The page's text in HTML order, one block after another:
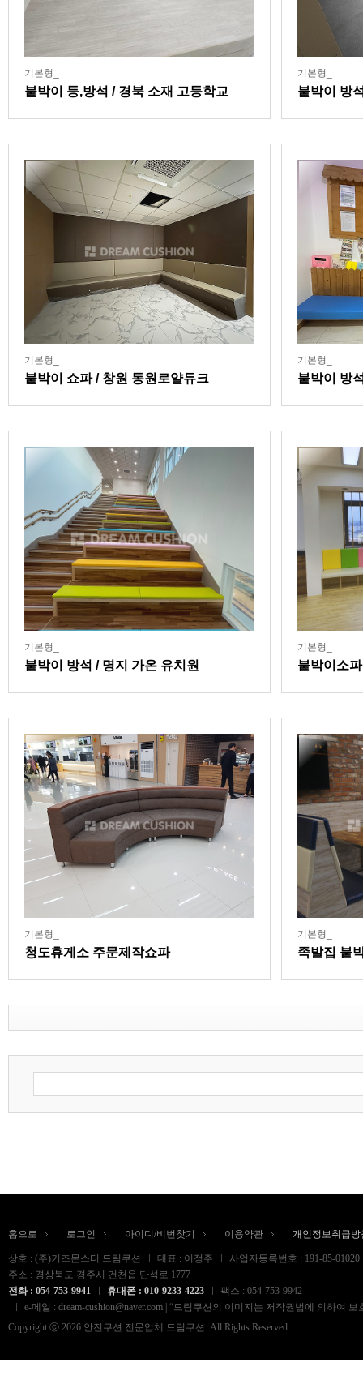
기본형_
붙박이 등,방석 / 경북 소재 고등학교
기본형_
붙박이 방
기본형_
붙박이 쇼파 / 창원 동원로얄듀크
기본형_
붙박이 방
기본형_
붙박이 방석 / 명지 가온 유치원
기본형_
붙박이소
기본형_
청도휴게소 주문제작쇼파
기본형_
족발집 붙
홈으로 로그인 아이디/비번찾기 이용약관 개인정보취급방
상호 : (주)키즈몬스터 드림쿠션 대표 : 이정주
사업자등록번호 : 191-85-01020
주소 : 경상북도 경주시 건천읍 단석로 1777
전화 : 054-753-9941
휴대폰 : 010-9233-4223
팩스 : 054-753-9942
e-메일 : dream-cushion@naver.com | “드림쿠션의 이미지는 저작권법에 의하
Copyright ⓒ 2026 안전쿠션 전문업체 드림쿠션. All Rights Reserved.